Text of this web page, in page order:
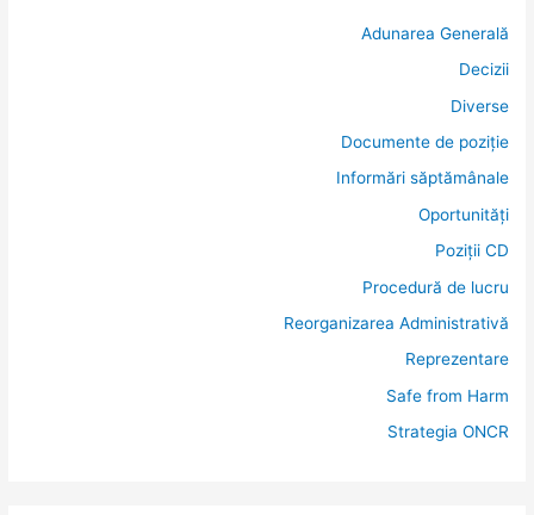
Adunarea Generală
Decizii
Diverse
Documente de poziție
Informări săptămânale
Oportunități
Poziții CD
Procedură de lucru
Reorganizarea Administrativă
Reprezentare
Safe from Harm
Strategia ONCR